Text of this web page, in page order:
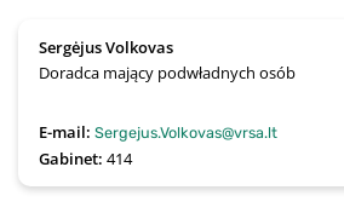
Sergėjus Volkovas
Doradca mający podwładnych osób
E-mail:Sergejus.Volkovas@vrsa.lt
Gabinet:414